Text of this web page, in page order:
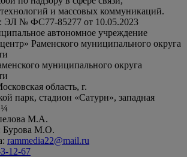
и массовых коммуникаций.
ЭЛ № ФС77-85277 от 10.05.2023
автономное учреждение
Раменского муниципального округа
муниципального округа
область, г.
парк, стадион «Сатурн», западная
¼
М.А.
Бурова М.О.
rammedia22@mail.ru
12-67